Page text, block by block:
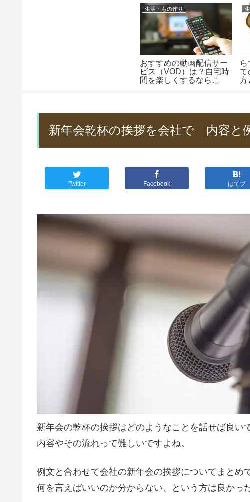
生活・もの作り
おすすめの動画配信サー
ビス（VOD）は？自宅時
間を楽しくするならこ
ら
て
方
新年会乾杯の挨拶を会社で 内容と
Twitter Facebook はてブ
新年会の乾杯の挨拶はどのようなことを話せば良い
内容やその流れって難しいですよね。
例文と合わせて会社の新年会の挨拶についてまとめ
何を言えばいいのか分からない、という方は良かっ